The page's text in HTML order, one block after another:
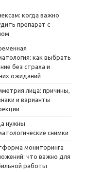
когда важно
препарат с
как выбрать
без страха и
ожиданий
лица: причины,
и варианты
нужны
снимки
мониторинга
что важно для
работы